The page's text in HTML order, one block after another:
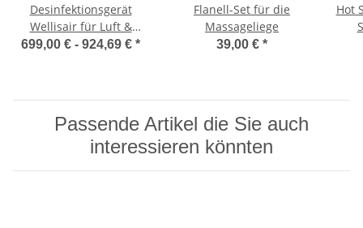
Desinfektionsgerät
Wellisair für Luft &
Oberflächen inkl.
699,00 € - 924,69 € *
Flanell-Set für die
Massageliege
39,00 € *
Hot
Passende Artikel die Sie auch
interessieren könnten